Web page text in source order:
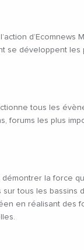
d’Ecomnews
se développent les
tous les
forums les plus
démontrer la force
tous les bassins
en réalisant des